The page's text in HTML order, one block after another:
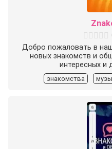
Добро пожаловать в
новых знакомств и
интересных
знакомства